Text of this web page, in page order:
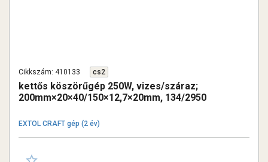
Cikkszám: 410133 cs2
kettős köszörűgép 250W, vizes/száraz;
200mm×20×40/150×12,7×20mm, 134/2950
EXTOL CRAFT gép (2 év)